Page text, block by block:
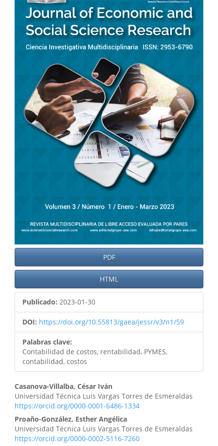
PDF
HTML
Publicado: 2023-01-30
DOI: https://doi.org/10.55813/gaea/jessr/v3/n1/59
Palabras clave:
Contabilidad de costos, rentabilidad, PYMES,
contabilidad, costos
Casanova-Villalba, César Iván
Universidad Técnica Luis Vargas Torres de Esmeraldas
https://orcid.org/0000-0001-6486-1334
Proaño-González, Esther Angélica
Universidad Técnica Luis Vargas Torres de Esmeraldas
https://orcid.org/0000-0002-5116-7260